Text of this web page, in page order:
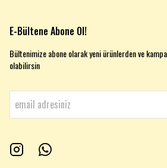
E-Bültene Abone Ol!
Bültenimize abone olarak yeni ürünlerden ve
olabilirsin